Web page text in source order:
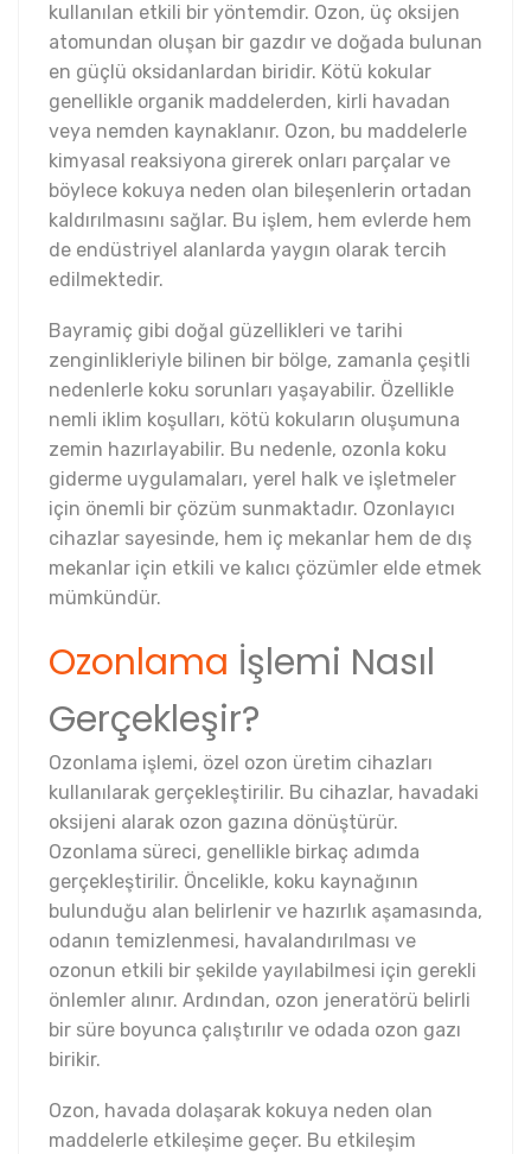
kullanılan etkili bir yöntemdir. Ozon, üç oksijen
atomundan oluşan bir gazdır ve doğada bulunan
en güçlü oksidanlardan biridir. Kötü kokular
genellikle organik maddelerden, kirli havadan
veya nemden kaynaklanır. Ozon, bu maddelerle
kimyasal reaksiyona girerek onları parçalar ve
böylece kokuya neden olan bileşenlerin ortadan
kaldırılmasını sağlar. Bu işlem, hem evlerde hem
de endüstriyel alanlarda yaygın olarak tercih
edilmektedir.
Bayramiç gibi doğal güzellikleri ve tarihi
zenginlikleriyle bilinen bir bölge, zamanla çeşitli
nedenlerle koku sorunları yaşayabilir. Özellikle
nemli iklim koşulları, kötü kokuların oluşumuna
zemin hazırlayabilir. Bu nedenle, ozonla koku
giderme uygulamaları, yerel halk ve işletmeler
için önemli bir çözüm sunmaktadır. Ozonlayıcı
cihazlar sayesinde, hem iç mekanlar hem de dış
mekanlar için etkili ve kalıcı çözümler elde etmek
mümkündür.
Ozonlama İşlemi Nasıl
Gerçekleşir?
Ozonlama işlemi, özel ozon üretim cihazları
kullanılarak gerçekleştirilir. Bu cihazlar, havadaki
oksijeni alarak ozon gazına dönüştürür.
Ozonlama süreci, genellikle birkaç adımda
gerçekleştirilir. Öncelikle, koku kaynağının
bulunduğu alan belirlenir ve hazırlık aşamasında,
odanın temizlenmesi, havalandırılması ve
ozonun etkili bir şekilde yayılabilmesi için gerekli
önlemler alınır. Ardından, ozon jeneratörü belirli
bir süre boyunca çalıştırılır ve odada ozon gazı
birikir.
Ozon, havada dolaşarak kokuya neden olan
maddelerle etkileşime geçer. Bu etkileşim